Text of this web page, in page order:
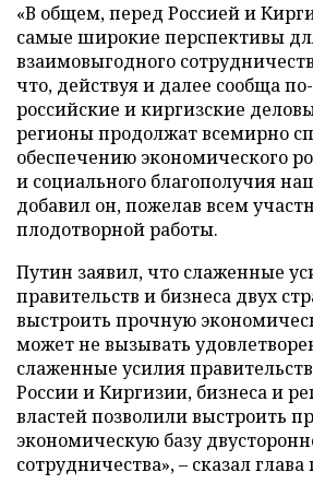
«В общем, перед Россией и
самые широкие перспективы
взаимовыгодного
что, действуя и далее сообща
российские и киргизские
регионы продолжат всемирно
обеспечению экономического
и социального благополучия
добавил он, пожелав всем
плодотворной работы.
Путин заявил, что слаженные
правительств и бизнеса двух
выстроить прочную
может не вызывать
слаженные усилия
России и Киргизии, бизнеса и
властей позволили выстроить
экономическую базу
сотрудничества», – сказал глава